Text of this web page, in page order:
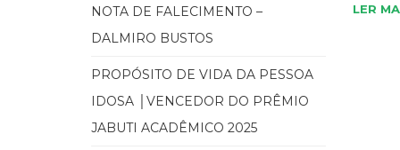
LER
NOTA DE FALECIMENTO –
DALMIRO BUSTOS
PROPÓSITO DE VIDA DA PESSOA
IDOSA │VENCEDOR DO PRÊMIO
JABUTI ACADÊMICO 2025